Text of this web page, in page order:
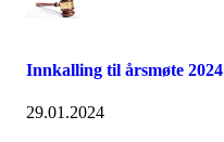
Innkalling til årsmøte 2024
29.01.2024